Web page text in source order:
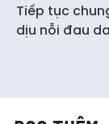
Tiếp tục
dịu nỗi đau